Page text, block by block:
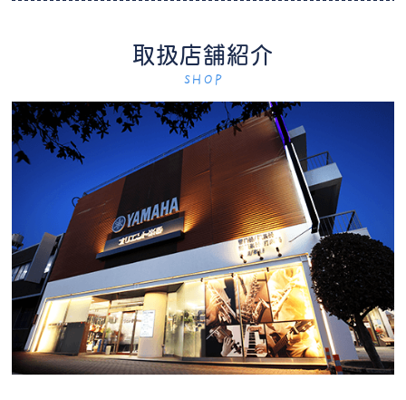
取扱店舗紹介
SHOP